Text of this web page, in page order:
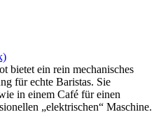
bietet ein rein mechanisches
für echte Baristas. Sie
in einem Café für einen
„elektrischen“ Maschine.